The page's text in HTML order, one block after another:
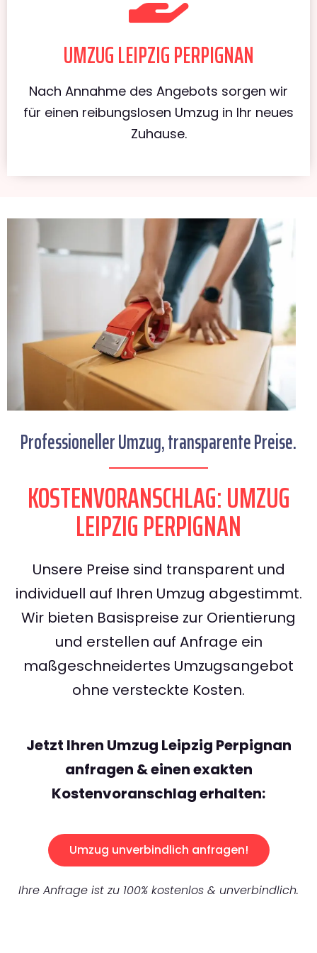
UMZUG LEIPZIG PERPIGNAN
Nach Annahme des Angebots sorgen wir
für einen reibungslosen Umzug in Ihr neues
Zuhause.
Professioneller Umzug, transparente Preise.
KOSTENVORANSCHLAG: UMZUG
LEIPZIG PERPIGNAN
Unsere Preise sind transparent und
individuell auf Ihren Umzug abgestimmt.
Wir bieten Basispreise zur Orientierung
und erstellen auf Anfrage ein
maßgeschneidertes Umzugsangebot
ohne versteckte Kosten.
Jetzt Ihren Umzug Leipzig Perpignan
anfragen & einen exakten
Kostenvoranschlag erhalten:
Umzug unverbindlich anfragen!
Ihre Anfrage ist zu 100% kostenlos & unverbindlich.